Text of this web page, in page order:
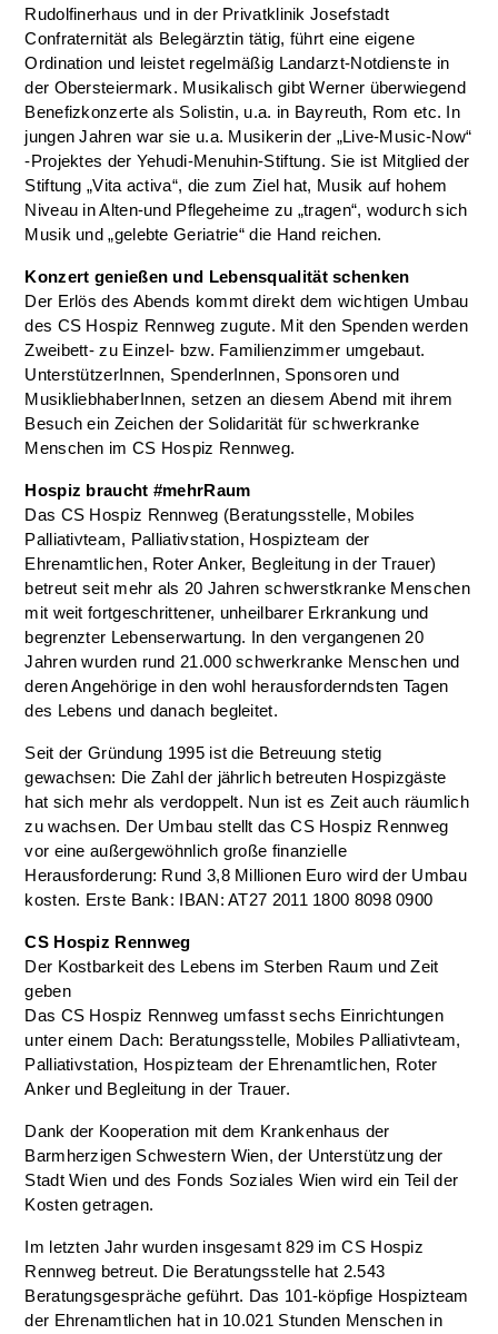
Rudolfinerhaus und in der Privatklinik Josefstadt
Confraternität als Belegärztin tätig, führt eine eigene
Ordination und leistet regelmäßig Landarzt-Notdienste in
der Obersteiermark. Musikalisch gibt Werner überwiegend
Benefizkonzerte als Solistin, u.a. in Bayreuth, Rom etc. In
jungen Jahren war sie u.a. Musikerin der „Live‐Music-Now“
‐Projektes der Yehudi‐Menuhin‐Stiftung. Sie ist Mitglied der
Stiftung „Vita activa“, die zum Ziel hat, Musik auf hohem
Niveau in Alten‐und Pflegeheime zu „tragen“, wodurch sich
Musik und „gelebte Geriatrie“ die Hand reichen.
Konzert genießen und Lebensqualität schenken
Der Erlös des Abends kommt direkt dem wichtigen Umbau
des CS Hospiz Rennweg zugute. Mit den Spenden werden
Zweibett- zu Einzel- bzw. Familienzimmer umgebaut.
UnterstützerInnen, SpenderInnen, Sponsoren und
MusikliebhaberInnen, setzen an diesem Abend mit ihrem
Besuch ein Zeichen der Solidarität für schwerkranke
Menschen im CS Hospiz Rennweg.
Hospiz braucht #mehrRaum
Das CS Hospiz Rennweg (Beratungsstelle, Mobiles
Palliativteam, Palliativstation, Hospizteam der
Ehrenamtlichen, Roter Anker, Begleitung in der Trauer)
betreut seit mehr als 20 Jahren schwerstkranke Menschen
mit weit fortgeschrittener, unheilbarer Erkrankung und
begrenzter Lebenserwartung. In den vergangenen 20
Jahren wurden rund 21.000 schwerkranke Menschen und
deren Angehörige in den wohl herausforderndsten Tagen
des Lebens und danach begleitet.
Seit der Gründung 1995 ist die Betreuung stetig
gewachsen: Die Zahl der jährlich betreuten Hospizgäste
hat sich mehr als verdoppelt. Nun ist es Zeit auch räumlich
zu wachsen. Der Umbau stellt das CS Hospiz Rennweg
vor eine außergewöhnlich große finanzielle
Herausforderung: Rund 3,8 Millionen Euro wird der Umbau
kosten. Erste Bank: IBAN: AT27 2011 1800 8098 0900
CS Hospiz Rennweg
Der Kostbarkeit des Lebens im Sterben Raum und Zeit
geben
Das CS Hospiz Rennweg umfasst sechs Einrichtungen
unter einem Dach: Beratungsstelle, Mobiles Palliativteam,
Palliativstation, Hospizteam der Ehrenamtlichen, Roter
Anker und Begleitung in der Trauer.
Dank der Kooperation mit dem Krankenhaus der
Barmherzigen Schwestern Wien, der Unterstützung der
Stadt Wien und des Fonds Soziales Wien wird ein Teil der
Kosten getragen.
Im letzten Jahr wurden insgesamt 829 im CS Hospiz
Rennweg betreut. Die Beratungsstelle hat 2.543
Beratungsgespräche geführt. Das 101-köpfige Hospizteam
der Ehrenamtlichen hat in 10.021 Stunden Menschen in